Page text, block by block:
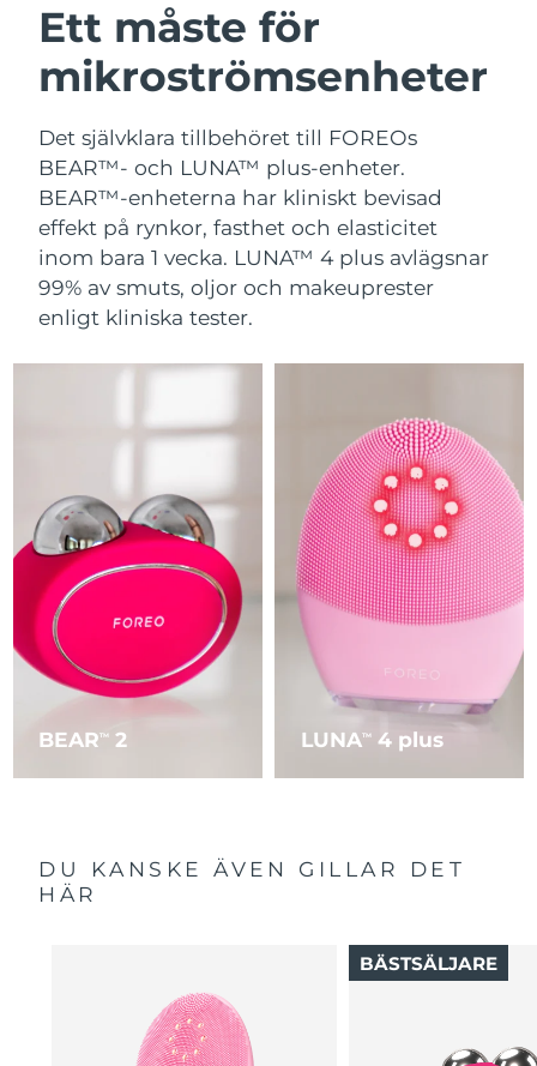
Ett måste för
mikroströmsenheter
Det självklara tillbehöret till FOREOs
BEAR™- och LUNA™ plus-enheter.
BEAR™-enheterna har kliniskt bevisad
effekt på rynkor, fasthet och elasticitet
inom bara 1 vecka. LUNA™ 4 plus avlägsnar
99% av smuts, oljor och makeuprester
enligt kliniska tester.
BEARTM 2 LUNATM 4 plus
DU KANSKE ÄVEN GILLAR DET
HÄR
BÄSTSÄLJARE